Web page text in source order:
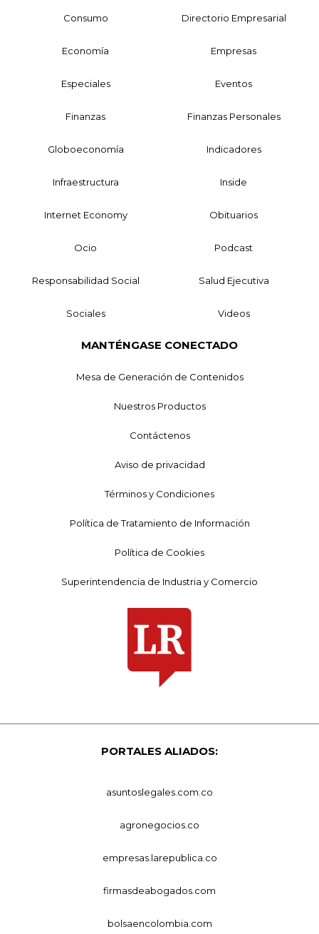
Consumo Directorio Empresarial
Economía Empresas
Especiales Eventos
Finanzas Finanzas Personales
Globoeconomía Indicadores
Infraestructura Inside
Internet Economy Obituarios
Ocio Podcast
Responsabilidad Social Salud Ejecutiva
Sociales Videos
MANTÉNGASE CONECTADO
Mesa de Generación de Contenidos
Nuestros Productos
Contáctenos
Aviso de privacidad
Términos y Condiciones
Política de Tratamiento de Información
Política de Cookies
Superintendencia de Industria y Comercio
PORTALES ALIADOS:
asuntoslegales.com.co
agronegocios.co
empresas.larepublica.co
firmasdeabogados.com
bolsaencolombia.com